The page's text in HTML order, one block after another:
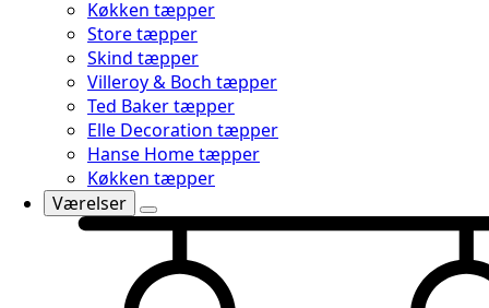
Køkken tæpper
Store tæpper
Skind tæpper
Villeroy & Boch tæpper
Ted Baker tæpper
Elle Decoration tæpper
Hanse Home tæpper
Køkken tæpper
Værelser